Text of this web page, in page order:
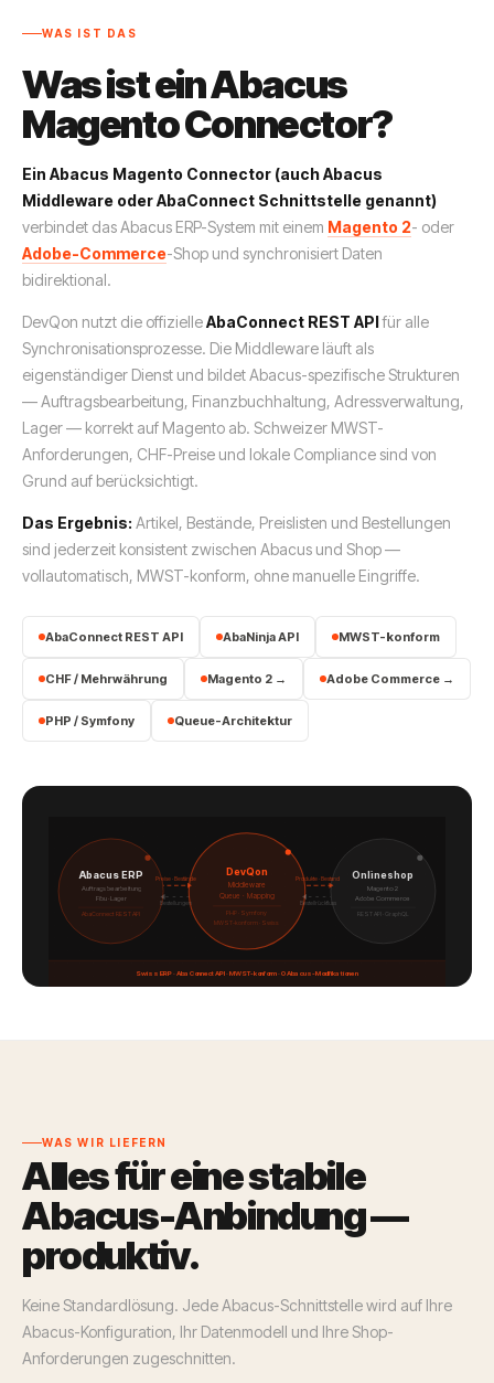
WAS IST DAS
Was ist ein Abacus
Magento Connector?
Ein Abacus Magento Connector (auch Abacus
Middleware oder AbaConnect Schnittstelle genannt)
verbindet das Abacus ERP-System mit einem Magento 2- oder
Adobe-Commerce-Shop und synchronisiert Daten
bidirektional.
DevQon nutzt die offizielleAbaConnect REST APIfür alle
Synchronisationsprozesse. Die Middleware läuft als
eigenständiger Dienst und bildet Abacus-spezifische Strukturen
— Auftragsbearbeitung, Finanzbuchhaltung, Adressverwaltung,
Lager — korrekt auf Magento ab. Schweizer MWST-
Anforderungen, CHF-Preise und lokale Compliance sind von
Grund auf berücksichtigt.
Das Ergebnis: Artikel, Bestände, Preislisten und Bestellungen
sind jederzeit konsistent zwischen Abacus und Shop —
vollautomatisch, MWST-konform, ohne manuelle Eingriffe.
AbaConnect REST API AbaNinja API MWST-konform
CHF / Mehrwährung Magento 2 → Adobe Commerce →
PHP / Symfony Queue-Architektur
Abacus ERP
Auftragsbearbeitung
Fibu · Lager
AbaConnect REST API
DevQon
Middleware
Queue · Mapping
PHP · Symfony
MWST-konform · Swiss
Onlineshop
Magento 2
Adobe Commerce
REST API · GraphQL
Preise · Bestände
Bestellungen
Produkte · Bestand
Bestellrückfluss
Swiss ERP · AbaConnect API · MWST-konform · 0 Abacus-Modifikationen
WAS WIR LIEFERN
Alles für eine stabile
Abacus-Anbindung —
produktiv.
Keine Standardlösung. Jede Abacus-Schnittstelle wird auf Ihre
Abacus-Konfiguration, Ihr Datenmodell und Ihre Shop-
Anforderungen zugeschnitten.